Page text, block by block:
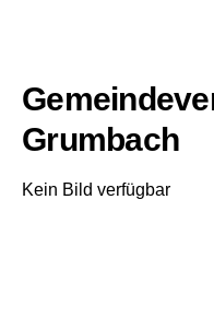
Grumbach
Kein Bild verfügbar